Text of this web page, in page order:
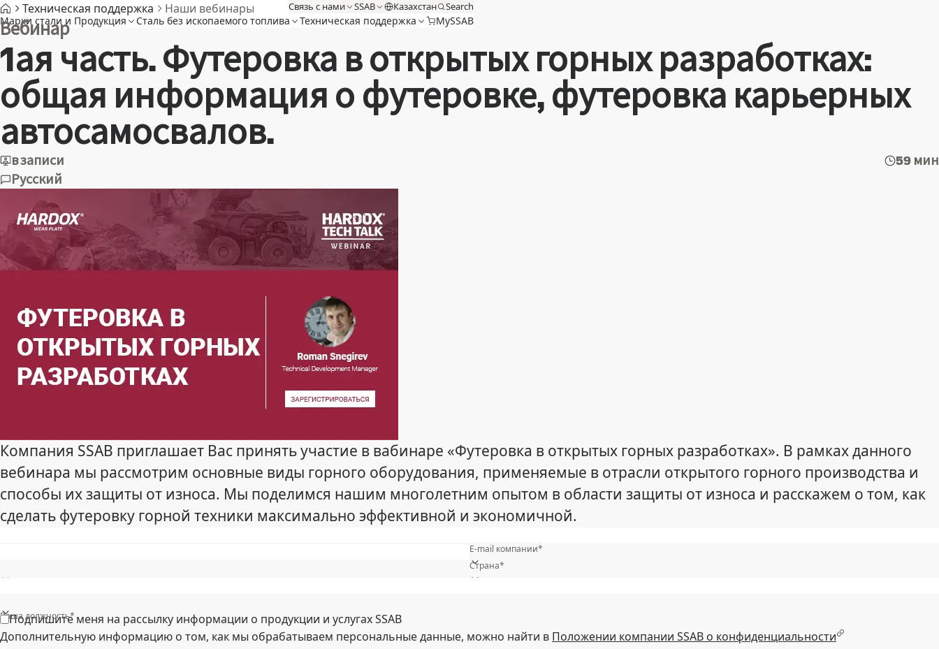
Связь с нами SSAB Казахстан Search
Марки стали и Продукция Cталь без ископаемого топлива Техническая поддержка MySSAB
Техническая поддержка Наши вебинары
Вебинар
1ая часть. Футеровка в открытых горных разработках:
общая информация о футеровке, футеровка карьерных
автосамосвалов.
в записи
Русский
59 мин
Компания SSAB приглашает Вас принять участие в вабинаре «Футеровка в открытых горных разработках». В рамках данного
вебинара мы рассмотрим основные виды горного оборудования, применяемые в отрасли открытого горного производства и
способы их защиты от износа. Мы поделимся нашим многолетним опытом в области защиты от износа и расскажем о том, как
сделать футеровку горной техники максимально эффективной и экономичной.
E-mail компании*
Страна*
Ваша должность*
Подпишите меня на рассылку информации о продукции и услугах SSAB
Дополнительную информацию о том, как мы обрабатываем персональные данные, можно найти в Положении компании SSAB о конфиденциальности